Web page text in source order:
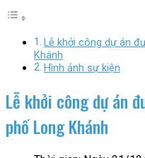
Lễ khởi công dự án
Khánh
Hình ảnh sự kiện
Lễ khởi công dự án
phố Long Khánh